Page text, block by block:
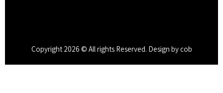
Copyright 2026 © All rights Reserved. Design by cob